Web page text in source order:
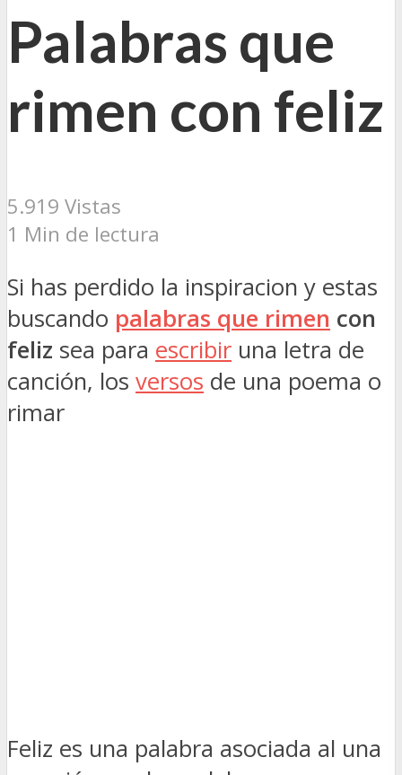
Palabras que
rimen con feliz
5.919 Vistas
1 Min de lectura
Si has perdido la inspiracion y estas
buscando palabras que rimen con
feliz sea para escribir una letra de
canción, los versos de una poema o
rimar
Feliz es una palabra asociada al una